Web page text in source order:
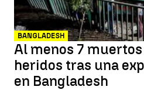
BANGLADESH
Al menos 7
heridos tras una
en Bangladesh